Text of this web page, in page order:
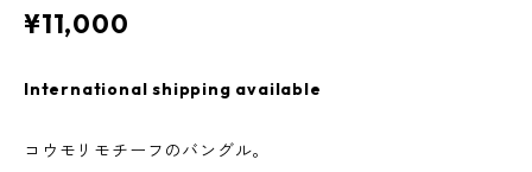
¥11,000
International shipping available
コウモリモチーフのバングル。